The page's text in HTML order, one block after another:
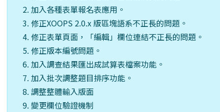
加入各種表單報名表應用。
修正XOOPS 2.0.x 版區塊語系不正長的問題。
修正表單頁面，「編輯」欄位連結不正長的問題。
修正版本編號問題。
加入調查結果匯出成試算表檔案功能。
加入批次調整題目排序功能。
調整整體輸入版面
變更欄位驗證機制